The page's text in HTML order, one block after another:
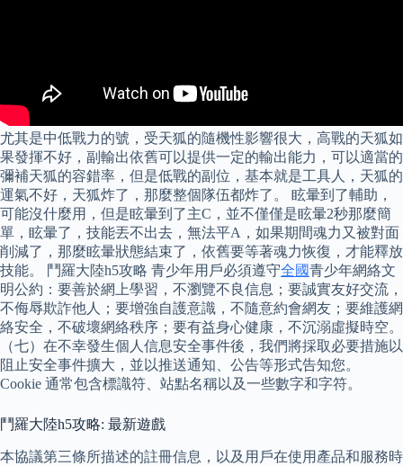
尤其是中低戰力的號，受天狐的隨機性影響很大，高戰的天狐如
果發揮不好，副輸出依舊可以提供一定的輸出能力，可以適當的
彌補天狐的容錯率，但是低戰的副位，基本就是工具人，天狐的
運氣不好，天狐炸了，那麼整個隊伍都炸了。 眩暈到了輔助，
可能沒什麼用，但是眩暈到了主C，並不僅僅是眩暈2秒那麼簡
單，眩暈了，技能丟不出去，無法平A，如果期間魂力又被對面
削減了，那麼眩暈狀態結束了，依舊要等著魂力恢復，才能釋放
技能。 鬥羅大陸h5攻略 青少年用戶必須遵守全國青少年網絡文
明公約：要善於網上學習，不瀏覽不良信息；要誠實友好交流，
不侮辱欺詐他人；要增強自護意識，不隨意約會網友；要維護網
絡安全，不破壞網絡秩序；要有益身心健康，不沉溺虛擬時空。
（七）在不幸發生個人信息安全事件後，我們將採取必要措施以
阻止安全事件擴大，並以推送通知、公告等形式告知您。
Cookie 通常包含標識符、站點名稱以及一些數字和字符。
鬥羅大陸h5攻略: 最新遊戲
本協議第三條所描述的註冊信息，以及用戶在使用產品和服務時